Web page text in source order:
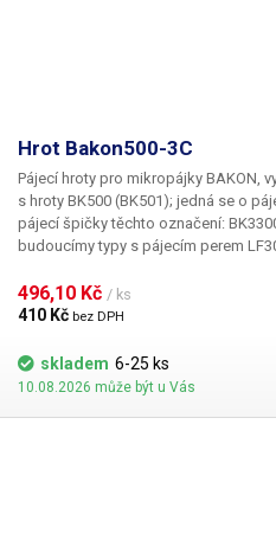
Hrot Bakon500-3C
Pájecí hroty pro mikropájky BAKON,
s hroty BK500 (BK501); jedná se o
pájecí špičky těchto označení:
budoucímy typy s pájecím perem
496,10 Kč / ks
410 Kč bez DPH
skladem 6-25 ks
10.08.2026 může být u Vás